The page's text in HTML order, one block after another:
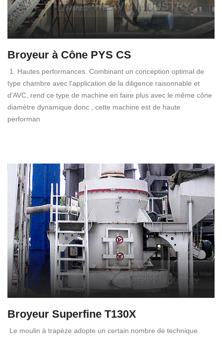
Broyeur à Cône PYS CS
1. Hautes performances. Combinant un conception optimal de
type chambre avec l'application de la diligence raisonnable et
d'AVC, rend ce type de machine en faire plus avec le même cône
diamètre dynamique donc , cette machine est de haute
performan
Broyeur Superfine T130X
Le moulin à trapèze adopte un certain nombre de technique